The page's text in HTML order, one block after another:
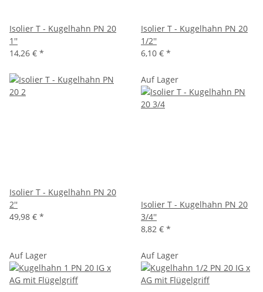
Isolier T - Kugelhahn PN 20
1''
14,26 € *
Isolier T - Kugelhahn PN 20
1/2''
6,10 € *
Isolier T - Kugelhahn PN 20
2''
49,98 € *
Auf Lager
Isolier T - Kugelhahn PN 20
3/4''
8,82 € *
Auf Lager Auf Lager